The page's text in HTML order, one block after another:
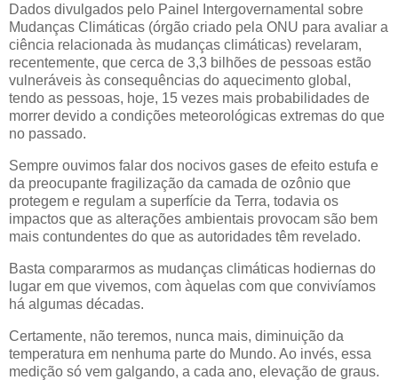
Dados divulgados pelo Painel Intergovernamental sobre
Mudanças Climáticas (órgão criado pela ONU para avaliar a
ciência relacionada às mudanças climáticas) revelaram,
recentemente, que cerca de 3,3 bilhões de pessoas estão
vulneráveis às consequências do aquecimento global,
tendo as pessoas, hoje, 15 vezes mais probabilidades de
morrer devido a condições meteorológicas extremas do que
no passado.
Sempre ouvimos falar dos nocivos gases de efeito estufa e
da preocupante fragilização da camada de ozônio que
protegem e regulam a superfície da Terra, todavia os
impactos que as alterações ambientais provocam são bem
mais contundentes do que as autoridades têm revelado.
Basta compararmos as mudanças climáticas hodiernas do
lugar em que vivemos, com àquelas com que convivíamos
há algumas décadas.
Certamente, não teremos, nunca mais, diminuição da
temperatura em nenhuma parte do Mundo. Ao invés, essa
medição só vem galgando, a cada ano, elevação de graus.